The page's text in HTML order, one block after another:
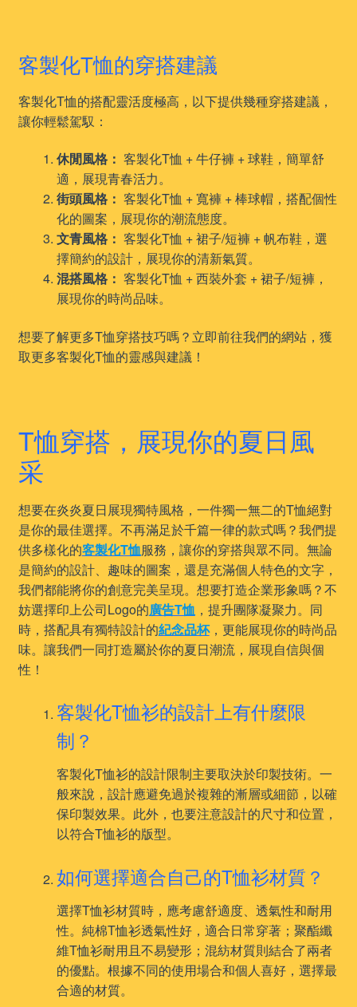
客製化T恤的穿搭建議
客製化T恤的搭配靈活度極高，以下提供幾種穿搭建議，
讓你輕鬆駕馭：
休閒風格： 客製化T恤 + 牛仔褲 + 球鞋，簡單舒
適，展現青春活力。
街頭風格： 客製化T恤 + 寬褲 + 棒球帽，搭配個性
化的圖案，展現你的潮流態度。
文青風格： 客製化T恤 + 裙子/短褲 + 帆布鞋，選
擇簡約的設計，展現你的清新氣質。
混搭風格： 客製化T恤 + 西裝外套 + 裙子/短褲，
展現你的時尚品味。
想要了解更多T恤穿搭技巧嗎？立即前往我們的網站，獲
取更多客製化T恤的靈感與建議！
T恤穿搭，展現你的夏日風
采
想要在炎炎夏日展現獨特風格，一件獨一無二的T恤絕對
是你的最佳選擇。不再滿足於千篇一律的款式嗎？我們提
供多樣化的客製化T恤服務，讓你的穿搭與眾不同。無論
是簡約的設計、趣味的圖案，還是充滿個人特色的文字，
我們都能將你的創意完美呈現。想要打造企業形象嗎？不
妨選擇印上公司Logo的廣告T恤 ，提升團隊凝聚力。同
時，搭配具有獨特設計的紀念品杯，更能展現你的時尚品
味。讓我們一同打造屬於你的夏日潮流，展現自信與個
性！
客製化T恤衫的設計上有什麼限
制？
客製化T恤衫的設計限制主要取決於印製技術。一
般來說，設計應避免過於複雜的漸層或細節，以確
保印製效果。此外，也要注意設計的尺寸和位置，
以符合T恤衫的版型。
如何選擇適合自己的T恤衫材質？
選擇T恤衫材質時，應考慮舒適度、透氣性和耐用
性。純棉T恤衫透氣性好，適合日常穿著；聚酯纖
維T恤衫耐用且不易變形；混紡材質則結合了兩者
的優點。根據不同的使用場合和個人喜好，選擇最
合適的材質。